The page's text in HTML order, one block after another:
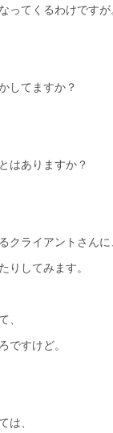
ってくるわけですが
してますか？
はありますか？
クライアントさんに
りしてみます。
、
ですけど。
は、